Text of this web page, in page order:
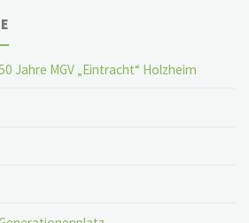
Jahre MGV „Eintracht“ Holzheim